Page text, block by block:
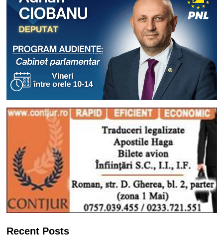
Recent Posts